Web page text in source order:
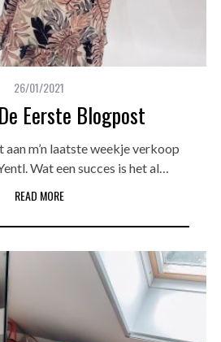
26/01/2021
Eerste Blogpost
aan m’n laatste weekje verkoop
Wat een succes is het al…
READ MORE